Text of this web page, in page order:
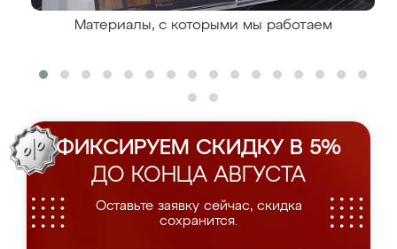
Материалы, с которыми мы работаем
ФИКСИРУЕМ СКИДКУ В 5%
ДО КОНЦА АВГУСТА
Оставьте заявку сейчас, скидка
сохранится.